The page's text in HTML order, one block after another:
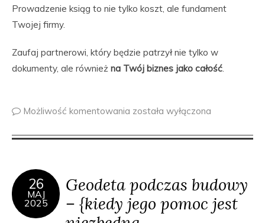
Prowadzenie ksiąg to nie tylko koszt, ale fundament
Twojej firmy.
Zaufaj partnerowi, który będzie patrzył nie tylko w
dokumenty, ale również na Twój biznes jako całość.
Możliwość komentowania została wyłączona
26
MAJ
2025
Geodeta podczas budowy
– {kiedy jego pomoc jest